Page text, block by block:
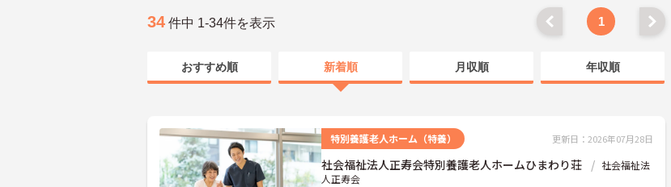
34 件中 1-34件を表示 1
おすすめ順 新着順 月収順 年収順
特別養護老人ホーム（特養） 更新日：2026年07月28日
社会福祉法人正寿会特別養護老人ホームひまわり荘
社会福祉法
人正寿会